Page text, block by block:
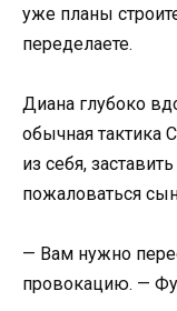
уже планы
переделаете.
Диана глубоко
обычная тактика
из себя,
пожаловаться
— Вам нужно
провокацию. —